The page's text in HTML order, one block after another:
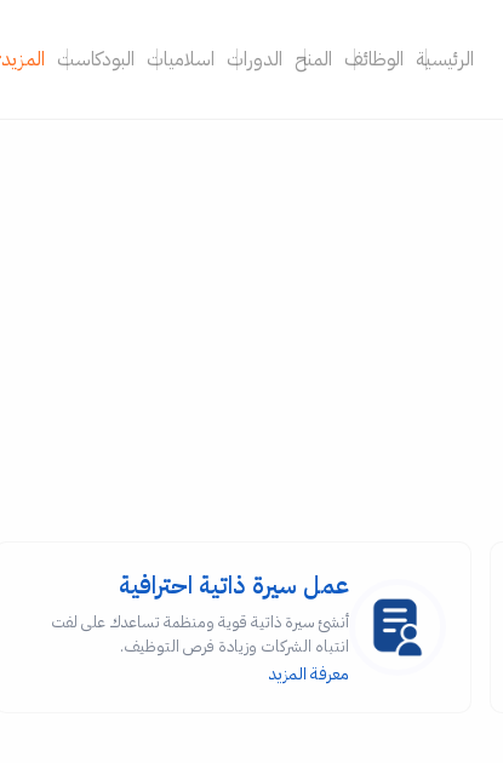
الرئيسية الوظائف المنح الدورات اسلاميات البودكاست المزيد
عمل سيرة ذاتية احترافية
أنشئ سيرة ذاتية قوية ومنظمة تساعدك على لفت
انتباه الشركات وزيادة فرص التوظيف.
معرفة المزيد